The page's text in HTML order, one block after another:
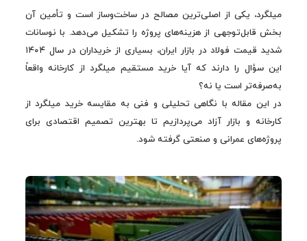
میلگرد، یکی از اصلی‌ترین مصالح در ساخت‌وساز است و تأمین آن
بخش قابل‌توجهی از هزینه‌های پروژه را تشکیل می‌دهد. با نوسانات
شدید قیمت فولاد در بازار ایران، بسیاری از خریداران در سال ۱۴۰۴
این سؤال را دارند که آیا خرید مستقیم میلگرد از کارخانه واقعاً
به‌صرفه‌تر است یا نه؟
در این مقاله با نگاهی تحلیلی و فنی به مقایسه خرید میلگرد از
کارخانه و بازار آزاد می‌پردازیم تا بهترین تصمیم اقتصادی برای
پروژه‌های عمرانی و صنعتی گرفته شود.